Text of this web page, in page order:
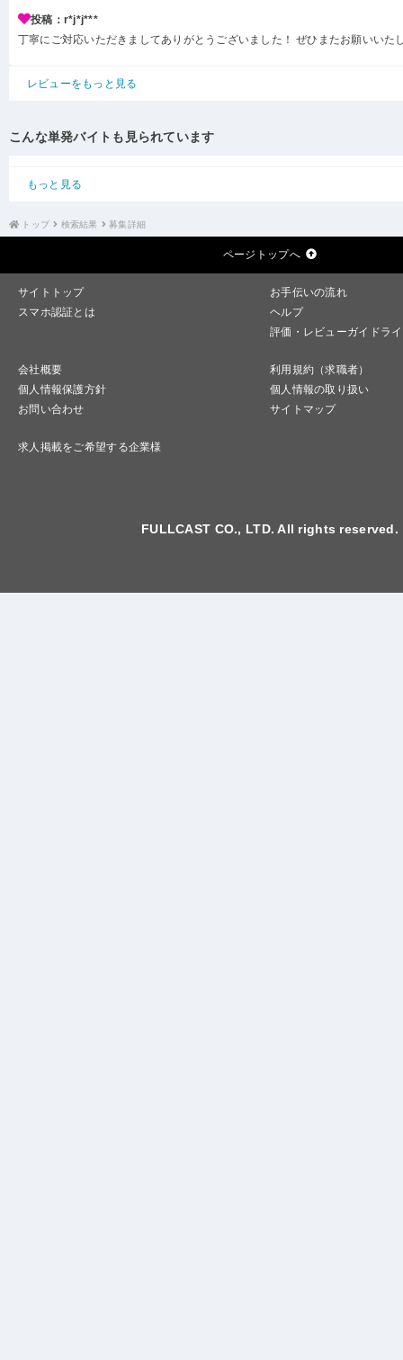
投稿：r*j*j***
丁寧にご対応いただきましてありがとうございました！ ぜひまたお願いいた
レビューをもっと見る
こんな単発バイトも見られています
もっと見る
トップ 検索結果 募集詳細
ページトップへ
サイトトップ
お手伝いの流れ
スマホ認証とは
ヘルプ
評価・レビューガイドラ
会社概要
利用規約（求職者）
個人情報保護方針
個人情報の取り扱い
お問い合わせ
サイトマップ
求人掲載をご希望する企業様
FULLCAST CO., LTD. All rights reserved.